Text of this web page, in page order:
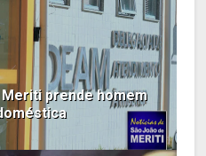
Meriti prende homem